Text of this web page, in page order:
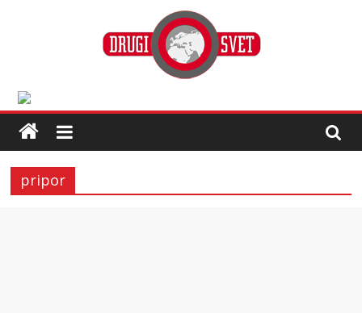
pripor